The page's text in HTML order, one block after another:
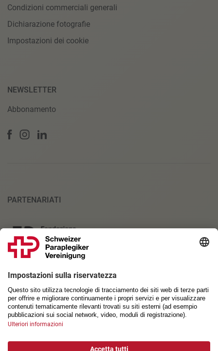
Condizioni commerciali generali
Dichiarazione fotografie
Impostazioni dei cookie
NEWSLETTER
Abbonamento
PARTENARIATI